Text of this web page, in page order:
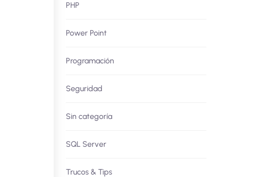
PHP
Power Point
Programación
Seguridad
Sin categoría
SQL Server
Trucos & Tips